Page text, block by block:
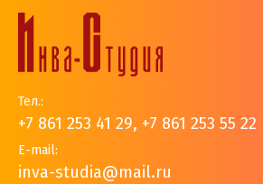
Тел.:
+7 861 253 41 29, +7 861 253 55 22
E-mail:
inva-studia@mail.ru